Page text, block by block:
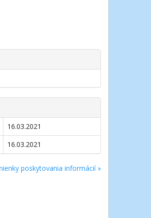
16.03.2021
16.03.2021
poskytovania informácií »